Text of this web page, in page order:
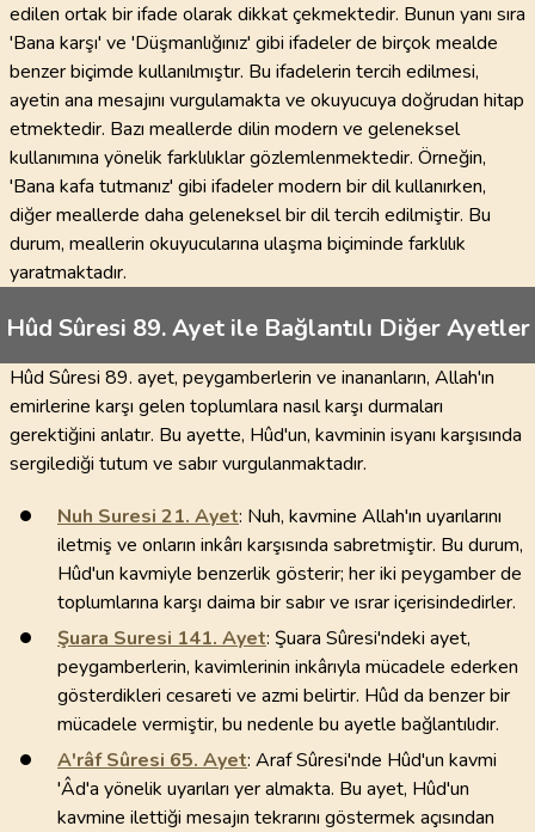
edilen ortak bir ifade olarak dikkat çekmektedir. Bunun yanı sıra
'Bana karşı' ve 'Düşmanlığınız' gibi ifadeler de birçok mealde
benzer biçimde kullanılmıştır. Bu ifadelerin tercih edilmesi,
ayetin ana mesajını vurgulamakta ve okuyucuya doğrudan hitap
etmektedir. Bazı meallerde dilin modern ve geleneksel
kullanımına yönelik farklılıklar gözlemlenmektedir. Örneğin,
'Bana kafa tutmanız' gibi ifadeler modern bir dil kullanırken,
diğer meallerde daha geleneksel bir dil tercih edilmiştir. Bu
durum, meallerin okuyucularına ulaşma biçiminde farklılık
yaratmaktadır.
Hûd Sûresi 89. Ayet ile Bağlantılı Diğer Ayetler
Hûd Sûresi 89. ayet, peygamberlerin ve inananların, Allah'ın
emirlerine karşı gelen toplumlara nasıl karşı durmaları
gerektiğini anlatır. Bu ayette, Hûd'un, kavminin isyanı karşısında
sergilediği tutum ve sabır vurgulanmaktadır.
Nuh Suresi 21. Ayet: Nuh, kavmine Allah'ın uyarılarını
iletmiş ve onların inkârı karşısında sabretmiştir. Bu durum,
Hûd'un kavmiyle benzerlik gösterir; her iki peygamber de
toplumlarına karşı daima bir sabır ve ısrar içerisindedirler.
Şuara Suresi 141. Ayet: Şuara Sûresi'ndeki ayet,
peygamberlerin, kavimlerinin inkârıyla mücadele ederken
gösterdikleri cesareti ve azmi belirtir. Hûd da benzer bir
mücadele vermiştir, bu nedenle bu ayetle bağlantılıdır.
A'râf Sûresi 65. Ayet: Araf Sûresi'nde Hûd'un kavmi
'Âd'a yönelik uyarıları yer almakta. Bu ayet, Hûd'un
kavmine ilettiği mesajın tekrarını göstermek açısından